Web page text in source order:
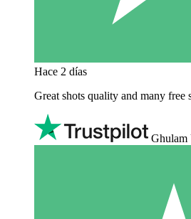
Hace 2 días
Great shots quality and many free
Ghulam